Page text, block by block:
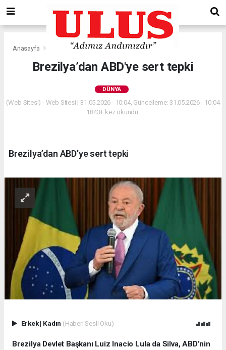
Anasayfa
Brezilya’dan ABD'ye sert tepki
DÜNYA
(Web Sitesi) - Web Sitesi | 31.05.2026 - 10:04, Güncelleme: 31.05.2026 - 10:04
1843+ kez okundu.
Brezilya’dan ABD'ye sert tepki
Erkek| Kadın (Haberi Sesli Oku)
Brezilya Devlet Başkanı Luiz Inacio Lula da Silva, ABD’nin